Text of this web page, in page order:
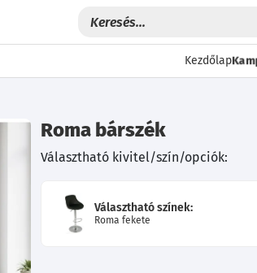
Kezdőlap
Roma bárszék
Választható kivitel/szín/opciók:
Választható színek:
Roma fekete